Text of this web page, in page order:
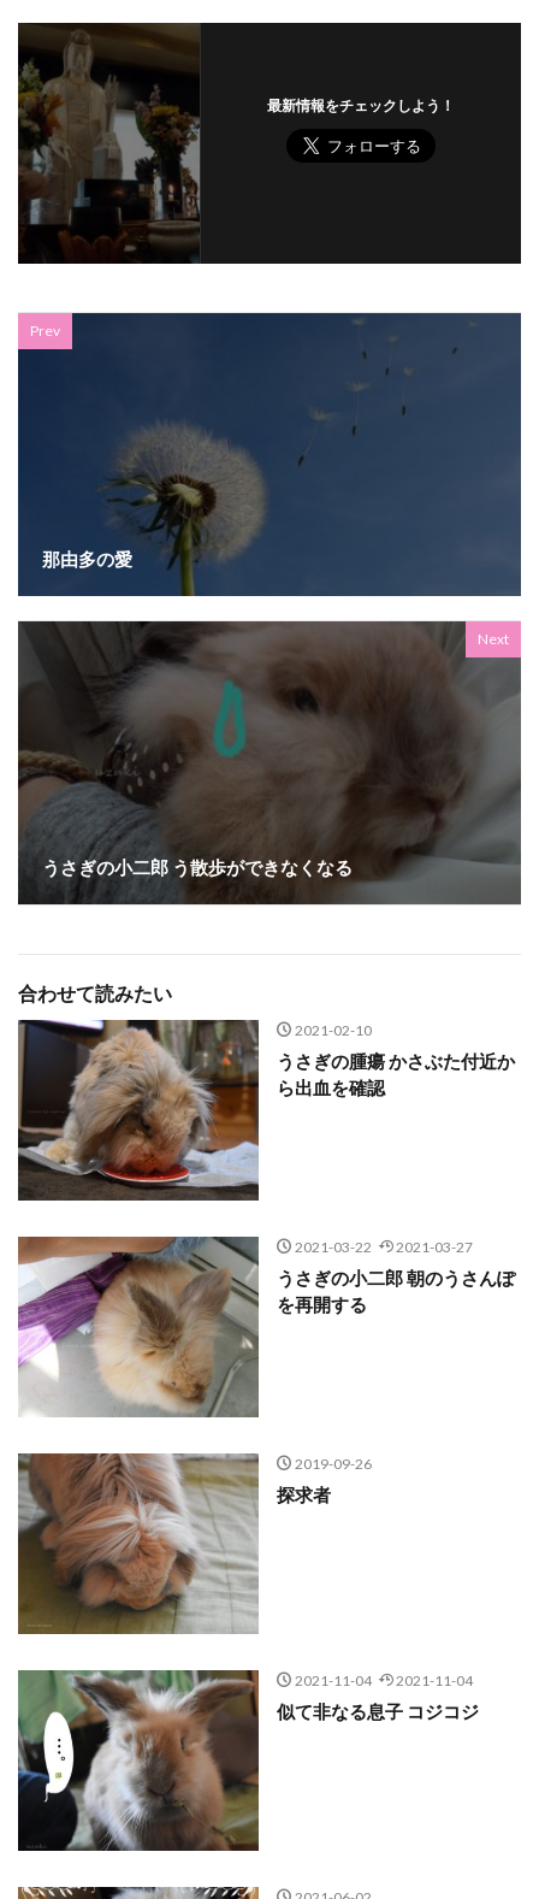
最新情報をチェックしよう！
Prev
那由多の愛
Next
うさぎの小二郎 う散歩ができなくなる
合わせて読みたい
2021-02-10
うさぎの腫瘍 かさぶた付近か
ら出血を確認
2021-03-22 2021-03-27
うさぎの小二郎 朝のうさんぽ
を再開する
2019-09-26
探求者
2021-11-04 2021-11-04
似て非なる息子 コジコジ